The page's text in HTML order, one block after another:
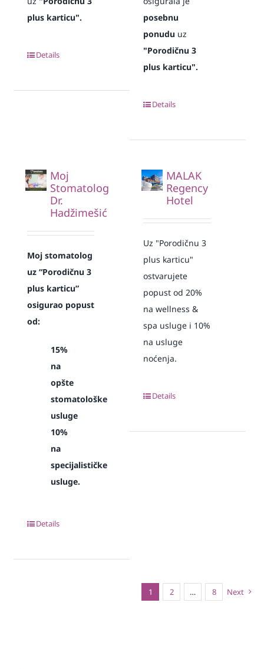
plus karticu".
Details
posebnu
ponudu uz
"Porodičnu 3
plus karticu".
Details
Moj
Stomatolog
Dr.
Hadžimešić
Moj stomatolog
uz “Porodičnu 3
plus karticu”
osigurao popust
od:
15%
na
opšte
stomatološke
usluge
10%
na
specijalističke
usluge.
Details
MALAK
Regency
Hotel
Uz "Porodičnu 3
plus karticu"
ostvarujete
popust od 20%
na wellness &
spa usluge i 10%
na usluge
noćenja.
Details
1 2 … 8 Next